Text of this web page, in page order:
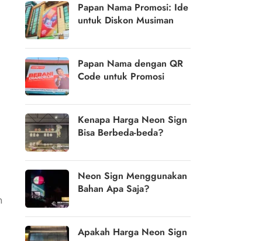
Papan Nama Promosi: Ide
untuk Diskon Musiman
Papan Nama dengan QR
Code untuk Promosi
Kenapa Harga Neon Sign
Bisa Berbeda-beda?
Neon Sign Menggunakan
Bahan Apa Saja?
Apakah Harga Neon Sign